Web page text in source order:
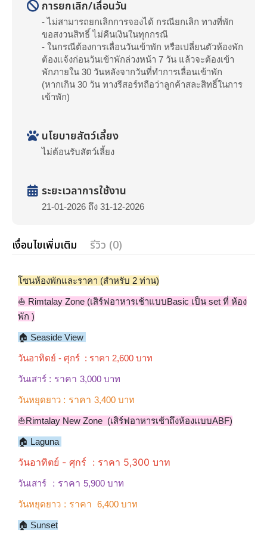
การยกเลิก/เลื่อนวัน
- ไม่สามารถยกเลิกการจองได้ กรณียกเลิก ทางที่พัก
ขอสงวนสิทธิ์ ไม่คืนเงินในทุกกรณี
- ในกรณีต้องการเลื่อนวันเข้าพัก หรือเปลี่ยนตัวห้องพัก
ต้องแจ้งก่อนวันเข้าพักล่วงหน้า 7 วัน แล้วจะต้องเข้า
พักภายใน 30 วันหลังจากวันที่ทำการเลื่อนเข้าพัก
(หากเกิน 30 วัน ทางรีสอร์ทถือว่าลูกค้าสละสิทธิ์ในการ
เข้าพัก)
นโยบายสัตว์เลี้ยง
ไม่ต้อนรับสัตว์เลี้ยง
ระยะเวลาการใช้งาน
21-01-2026 ถึง 31-12-2026
เงื่อนไขเพิ่มเติม รีวิว (0)
โซนห้องพักและราคา (สำหรับ 2 ท่าน)
⛵️ Rimtalay Zone (เสิร์ฟอาหารเช้าแบบBasic เป็น set ที่ ห้อง
พัก )
🏠 Seaside View
วันอาทิตย์ - ศุกร์ : ราคา 2,600 บาท
วันเสาร์ : ราคา 3,000 บาท
วันหยุดยาว : ราคา 3,400 บาท
⛵️Rimtalay New Zone (เสิร์ฟอาหารเช้าถึงห้องเเบบABF)
🏠 Laguna
วันอาทิตย์ - ศุกร์ : ราคา 5,300 บาท
วันเสาร์ : ราคา 5,900 บาท
วันหยุดยาว : ราคา 6,400 บาท
🏠 Sunset